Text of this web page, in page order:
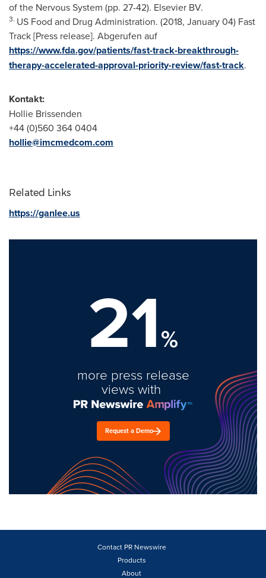
of the Nervous System (pp. 27-42). Elsevier BV.
3. US Food and Drug Administration. (2018, January 04) Fast
Track [Press release]. Abgerufen auf
https://www.fda.gov/patients/fast-track-breakthrough-
therapy-accelerated-approval-priority-review/fast-track.
Kontakt:
Hollie Brissenden
+44 (0)560 364 0404
hollie@imcmedcom.com
Related Links
https://ganlee.us
21%
more press release
views with
Request a Demo
Contact PR Newswire
Products
About